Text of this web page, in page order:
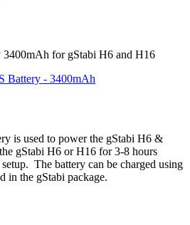
3400mAh for gStabi H6 and H16
is used to power the gStabi H6 &
gStabi H6 or H16 for 3-8 hours
The battery can be charged using
in the gStabi package.